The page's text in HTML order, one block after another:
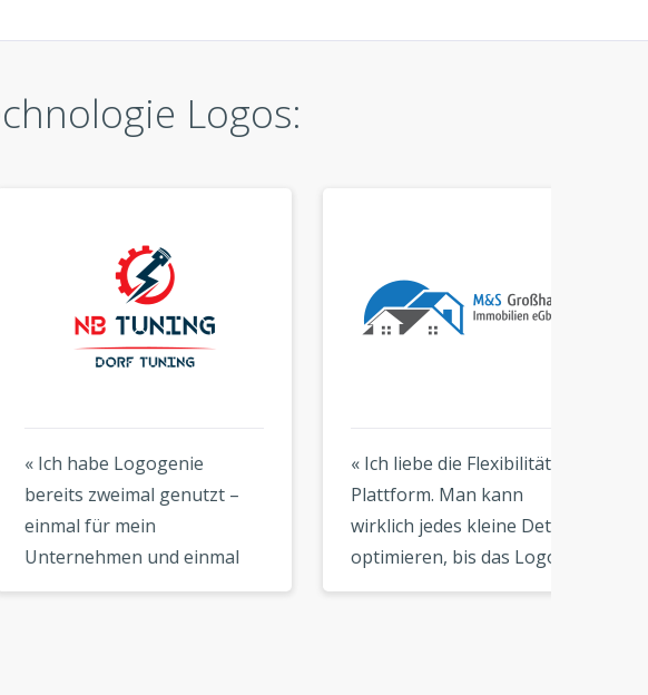
Logos:
Logogenie
zweimal genutzt –
mein
und einmal
Freund. Beide
nutzen! »
« Ich liebe die Flexibilität der
Plattform. Man kann
wirklich jedes kleine Detail
optimieren, bis das Logo zu
Ihrer Vision passt. Ein